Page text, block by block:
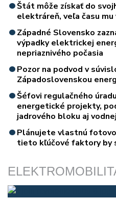
Štát môže získať do
elektráreň, veľa času mu
Západné Slovensko
výpadky elektrickej
nepriaznivého počasia
Pozor na podvod v
Západoslovenskou
Šéfovi regulačného
energetické projekty,
jadrového bloku aj
Plánujete vlastnú
tieto kľúčové faktory by